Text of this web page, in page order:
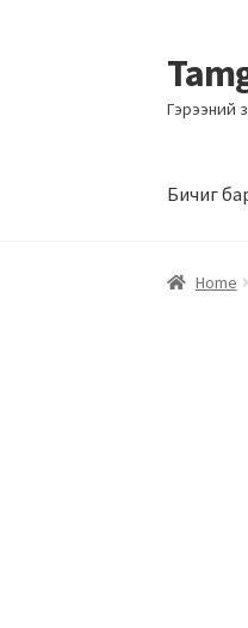
Гэрээний
Бичиг
Home